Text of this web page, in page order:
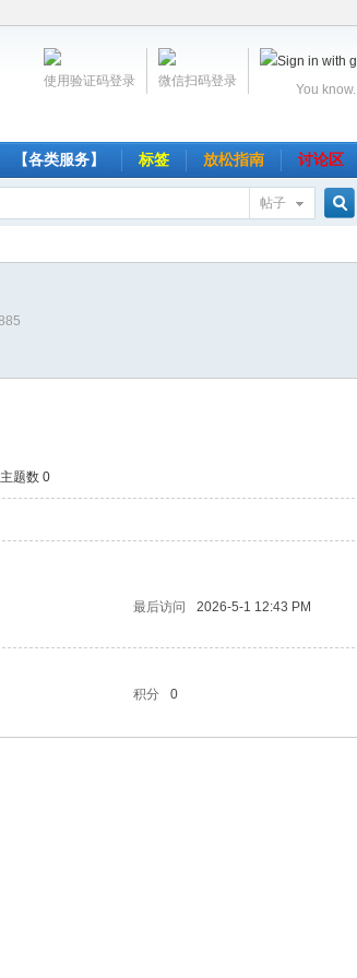
You know.
微信扫码登录
使用验证码登录
【各类服务】 标签 放松指南 讨论区
帖子
主题数 0
最后访问 2026-5-1 12:43 PM
积分 0